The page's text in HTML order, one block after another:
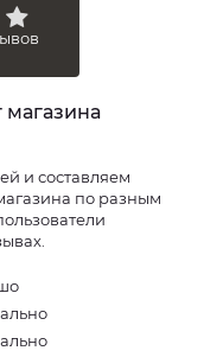
магазина
и составляем
по разным